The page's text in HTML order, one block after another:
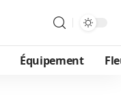
Équipement